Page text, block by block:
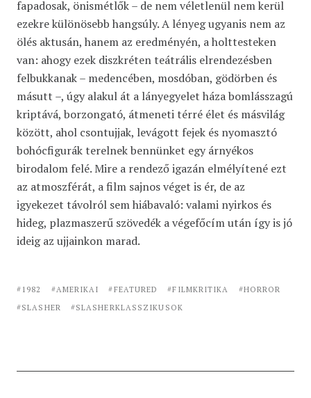
fapadosak, önismétlők – de nem véletlenül nem kerül
ezekre különösebb hangsúly. A lényeg ugyanis nem az
ölés aktusán, hanem az eredményén, a holttesteken
van: ahogy ezek diszkréten teátrális elrendezésben
felbukkanak – medencében, mosdóban, gödörben és
másutt –, úgy alakul át a lányegyelet háza bomlásszagú
kriptává, borzongató, átmeneti térré élet és másvilág
között, ahol csontujjak, levágott fejek és nyomasztó
bohócfigurák terelnek bennünket egy árnyékos
birodalom felé. Mire a rendező igazán elmélyítené ezt
az atmoszférát, a film sajnos véget is ér, de az
igyekezet távolról sem hiábavaló: valami nyirkos és
hideg, plazmaszerű szövedék a végefőcím után így is jó
ideig az ujjainkon marad.
1982 AMERIKAI FEATURED FILMKRITIKA
HORROR
SLASHER
SLASHERKLASSZIKUSOK